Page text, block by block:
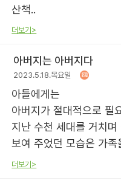
산책..
더보기>
아버지는 아버지다
2023.5.18.목요일
아들에게는
아버지가 절대적으로 필
지난 수천 세대를 거치며
보여 주었던 모습은 가족
더보기>